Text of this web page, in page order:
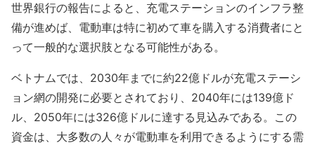
世界銀行の報告によると、充電ステーションのインフラ整
備が進めば、電動車は特に初めて車を購入する消費者にと
って一般的な選択肢となる可能性がある。
ベトナムでは、2030年までに約22億ドルが充電ステーシ
ョン網の開発に必要とされており、2040年には139億ド
ル、2050年には326億ドルに達する見込みである。この
資金は、大多数の人々が電動車を利用できるようにする需